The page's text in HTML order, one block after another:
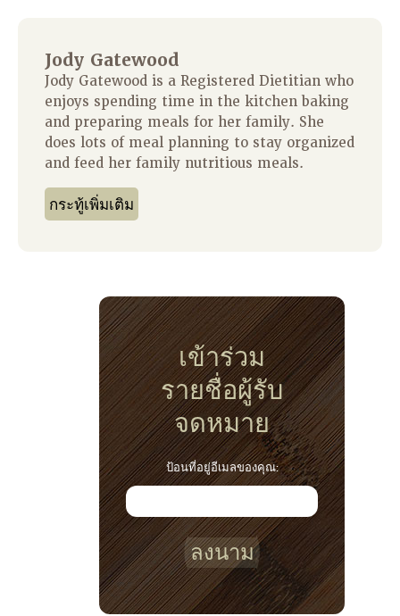
Jody Gatewood
Jody Gatewood is a Registered Dietitian who
enjoys spending time in the kitchen baking
and preparing meals for her family. She
does lots of meal planning to stay organized
and feed her family nutritious meals.
กระทู้เพิ่มเติม
เข้าร่วม
รายชื่อผู้รับ
จดหมาย
ป้อนที่อยู่อีเมลของคุณ:
ลงนาม